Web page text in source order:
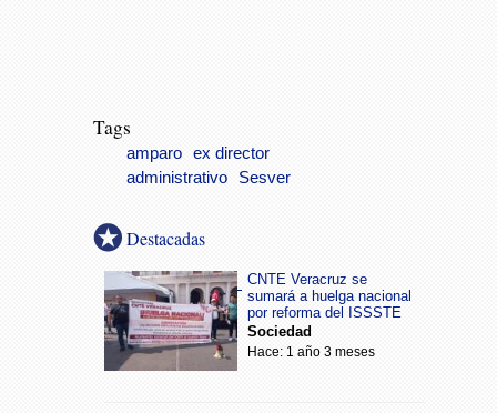
Tags
amparo
ex director
administrativo
Sesver
Destacadas
CNTE Veracruz se
sumará a huelga nacional
por reforma del ISSSTE
Sociedad
Hace: 1 año 3 meses